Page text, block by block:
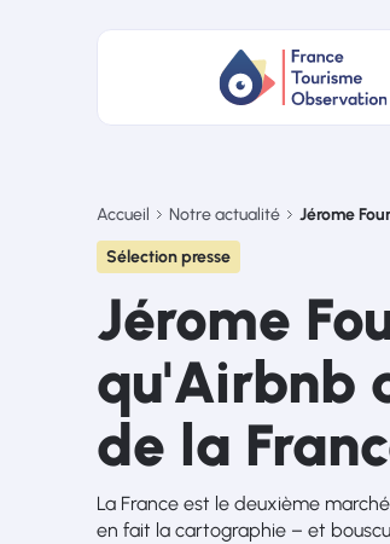
Accueil Notre actualité Jérome
Sélection presse
Jérome
qu'Airbnb
de la
La France est le deuxième
en fait la cartographie – et